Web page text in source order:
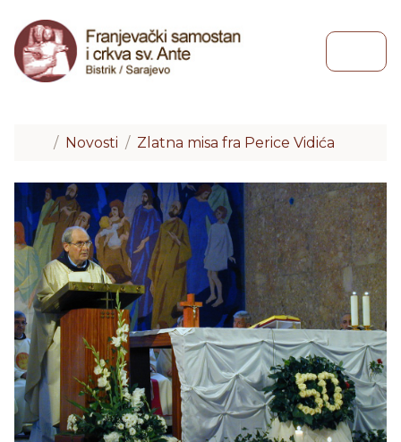
Menu
Home
Novosti Zlatna misa fra Perice Vidića